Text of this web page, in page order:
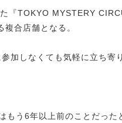
『TOKYO MYSTERY
合店舗となる。
加しなくても気軽に立ち寄
う6年以上前のことだった